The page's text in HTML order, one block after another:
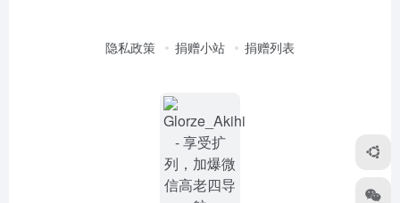
隐私政策 捐赠小站 捐赠列表